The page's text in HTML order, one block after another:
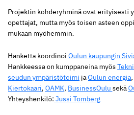
Projektin kohderyhminä ovat erityisesti
opettajat, mutta myös toisen asteen
mukaan myöhemmin.
Hanketta koordinoi Oulun kaupungin
Hankkeessa on kumppaneina myös
seudun ympäristötoimi jaOulun energia,
Kiertokaari, OAMK, BusinessOulu sekä
Yhteyshenkilö: Jussi Tomberg